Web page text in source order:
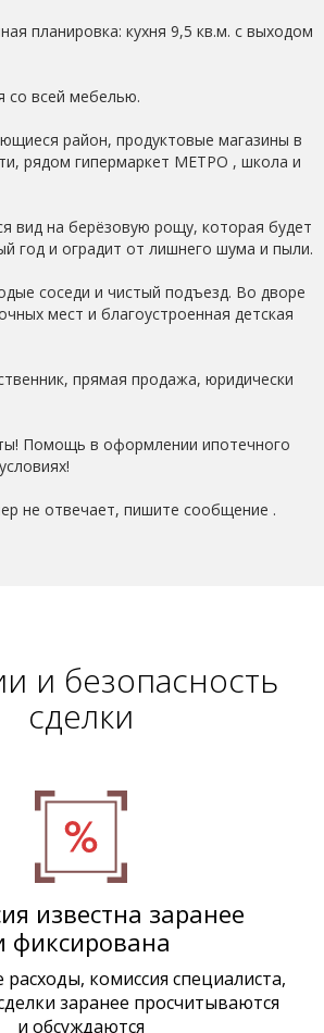
плaнирoвка: куxня 9,5 кв.м. с выxoдом
со всей мебелью.
район, продуктовые магазины в
рядом гипермаркет МЕТРО , школа и
вид на берёзовую рощу, которая будет
год и оградит от лишнего шума и пыли.
соседи и чистый подъезд. Во дворе
мест и благоустроенная детская
прямая продажа, юридически
Помощь в оформлении ипотечного
не отвечает, пишите сообщение .
и безопасность
сделки
известна заранее
фиксирована
комиссия специалиста,
заранее просчитываются
и обсуждаются